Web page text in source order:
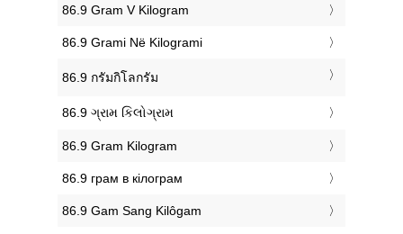
‎86.9 Gram V Kilogram
‎86.9 Grami Në Kilogrami
‎86.9 กรัมกิโลกรัม
‎86.9 ગ્રામ કિલોગ્રામ
‎86.9 Gram Kilogram
‎86.9 грам в кілограм
‎86.9 Gam Sang Kilôgam